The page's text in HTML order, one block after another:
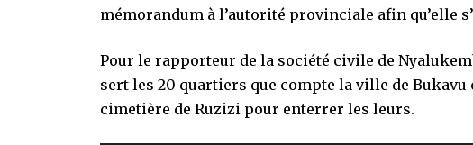
mémorandum à l’autorité provinciale afin qu’elle
Pour le rapporteur de la société civile de
sert les 20 quartiers que compte la ville de
cimetière de Ruzizi pour enterrer les leurs.